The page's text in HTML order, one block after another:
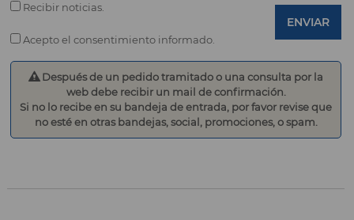
Recibir noticias.
Acepto el consentimiento informado.
ENVIAR
Después de un pedido tramitado o una consulta por la
web debe recibir un mail de confirmación.
Si no lo recibe en su bandeja de entrada, por favor revise que
no esté en otras bandejas, social, promociones, o spam.